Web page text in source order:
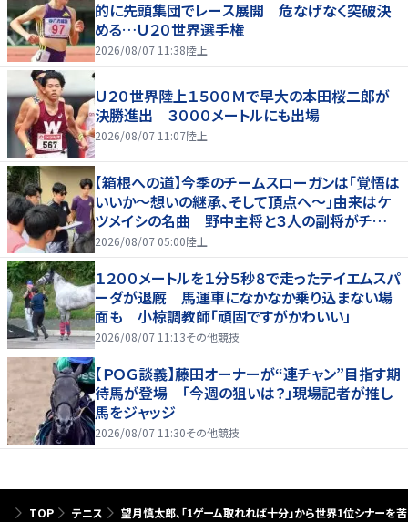
的に先頭集団でレース展開 危なげなく突破決
める…Ｕ２０世界選手権
2026/08/07 11:38陸上
Ｕ２０世界陸上１５００Ｍで早大の本田桜二郎が
決勝進出 ３０００メートルにも出場
2026/08/07 11:07陸上
【箱根への道】今季のチームスローガンは「覚悟は
いいか～想いの継承、そして頂点へ～」由来はケ
ツメイシの名曲 野中主将と３人の副将がチーム
を引っ張る…夏合宿特集第１弾、国学院大
2026/08/07 05:00陸上
１２００メートルを１分５秒８で走ったテイエムスパ
ーダが退厩 馬運車になかなか乗り込まない場
面も 小椋調教師「頑固ですがかわいい」
2026/08/07 11:13その他競技
【ＰＯＧ談義】藤田オーナーが“連チャン”目指す期
待馬が登場 「今週の狙いは？」現場記者が推し
馬をジャッジ
2026/08/07 11:30その他競技
TOP テニス 望月慎太郎、「1ゲーム取れれば十分」から世界1位シナーを